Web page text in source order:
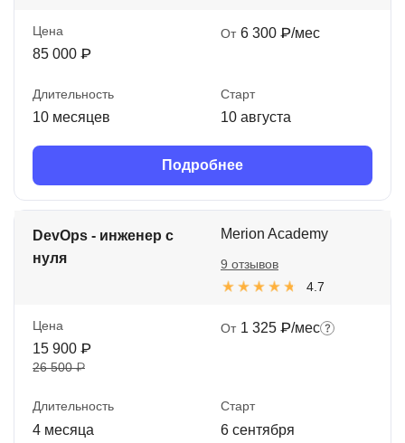
Цена
85 000 ₽
От 6 300 ₽/мес
Длительность
10 месяцев
Старт
10 августа
Подробнее
DevOps - инженер с
нуля
Merion Academy
4.7
9 отзывов
Цена
15 900 ₽
26 500 ₽
От 1 325 ₽/мес
Длительность
4 месяца
Старт
6 сентября